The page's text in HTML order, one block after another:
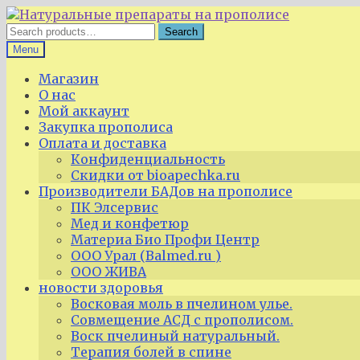
Skip
to
navigation
Skip
to
content
Search
for:
Search
Menu
Магазин
О нас
Мой аккаунт
Закупка прополиса
Оплата и доставка
Конфиденциальность
Скидки от bioapechka.ru
Производители БАДов на прополисе
ПК Элсервис
Мед и конфетюр
Материа Био Профи Центр
ООО Урал (Balmed.ru )
ООО ЖИВА
новости здоровья
Восковая моль в пчелином улье.
Совмещение АСД с прополисом.
Воск пчелиный натуральный.
Терапия болей в спине